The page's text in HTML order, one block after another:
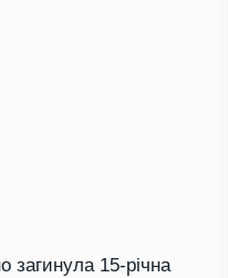
загинула 15-річна